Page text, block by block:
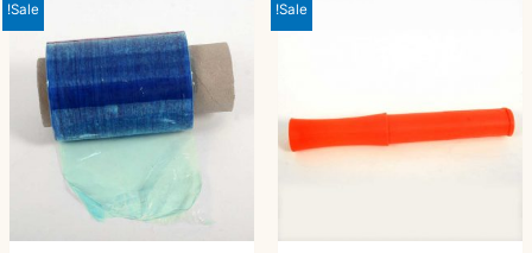
Sale!
Sale!